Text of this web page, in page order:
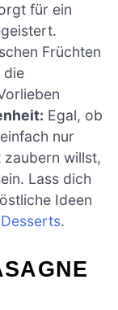
für ein
Früchten
die
Egal, ob
nur
zaubern willst,
Lass dich
Ideen
.